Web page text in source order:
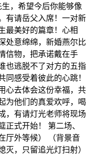
，希望今后你能够像
有请岳父入席！一对新
最美好的篇章！心相
处意绵绵，新婚燕尔比
信物，把承诺戴在手
也逃脱不了对方的五指
同感受着彼此的心跳！
心去体会这份幸福，共
为他们的真爱欢呼，喝
，有请灯光老师将现场
正式开始！ 第二场、
厅外等候） （背景音
灭，只留追光灯扫射）